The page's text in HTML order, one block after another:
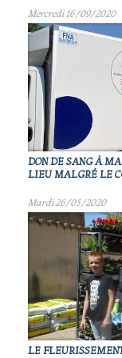
Mercredi 16/09/2020
DON DE SANG À
LIEU MALGRÉ LE
Mardi 26/05/2020
LE